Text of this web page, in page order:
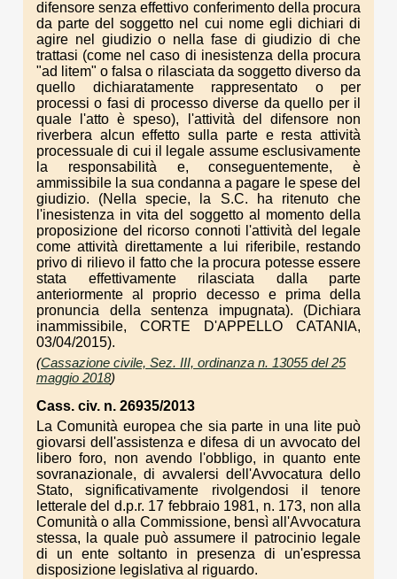
difensore senza effettivo conferimento della procura
da parte del soggetto nel cui nome egli dichiari di
agire nel giudizio o nella fase di giudizio di che
trattasi (come nel caso di inesistenza della procura
"ad litem" o falsa o rilasciata da soggetto diverso da
quello dichiaratamente rappresentato o per
processi o fasi di processo diverse da quello per il
quale l'atto è speso), l'attività del difensore non
riverbera alcun effetto sulla parte e resta attività
processuale di cui il legale assume esclusivamente
la responsabilità e, conseguentemente, è
ammissibile la sua condanna a pagare le spese del
giudizio. (Nella specie, la S.C. ha ritenuto che
l'inesistenza in vita del soggetto al momento della
proposizione del ricorso connoti l'attività del legale
come attività direttamente a lui riferibile, restando
privo di rilievo il fatto che la procura potesse essere
stata effettivamente rilasciata dalla parte
anteriormente al proprio decesso e prima della
pronuncia della sentenza impugnata). (Dichiara
inammissibile, CORTE D'APPELLO CATANIA,
03/04/2015).
(Cassazione civile, Sez. III, ordinanza n. 13055 del 25
maggio 2018)
Cass. civ. n. 26935/2013
La Comunità europea che sia parte in una lite può
giovarsi dell'assistenza e difesa di un avvocato del
libero foro, non avendo l'obbligo, in quanto ente
sovranazionale, di avvalersi dell'Avvocatura dello
Stato, significativamente rivolgendosi il tenore
letterale del d.p.r. 17 febbraio 1981, n. 173, non alla
Comunità o alla Commissione, bensì all'Avvocatura
stessa, la quale può assumere il patrocinio legale
di un ente soltanto in presenza di un'espressa
disposizione legislativa al riguardo.